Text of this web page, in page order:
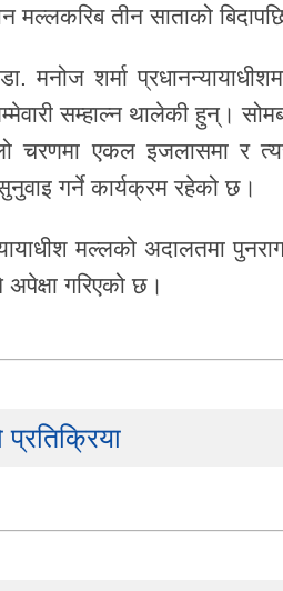
मल्लकरिब तीन साताको
डा. मनोज शर्मा
सम्हाल्न थालेकी हुन्।
चरणमा एकल इजलासमा र
गर्ने कार्यक्रम रहेको छ।
मल्लको अदालतमा
गरिएको छ।
प्रतिक्रिया